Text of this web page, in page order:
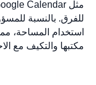
للفرق. بالنسبة
استخدام المساحة،
مكتبها والتكيف مع